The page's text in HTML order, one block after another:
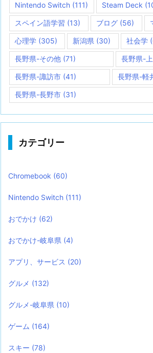
Nintendo Switch (111) Steam Deck
スペイン語学習 (13) ブログ (56)
心理学 (305) 新潟県 (30) 社会学
長野県-その他 (71) 長野県-
長野県-諏訪市 (41) 長野県-軽
長野県-長野市 (31)
カテゴリー
Chromebook (60)
Nintendo Switch (111)
おでかけ (62)
おでかけ-岐阜県 (4)
アプリ、サービス (20)
グルメ (132)
グルメ-岐阜県 (10)
ゲーム (164)
スキー (78)